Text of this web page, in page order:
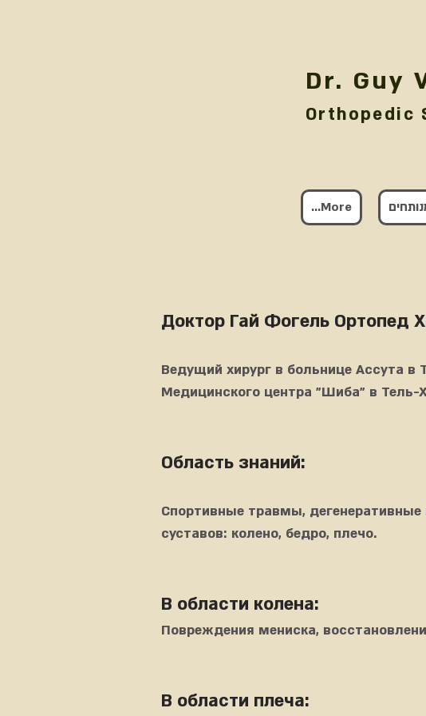
Dr. Guy
Orthopedic
More...
Доктор Гай Фогель Ортопед
Ведущий хирург в больнице Ассута в
Медицинского центра "Шиба" в
Область знаний:
Спортивные травмы,
суставов: колено, бедро, плечо.
В области колена:
Повреждения мениска,
В области плеча: